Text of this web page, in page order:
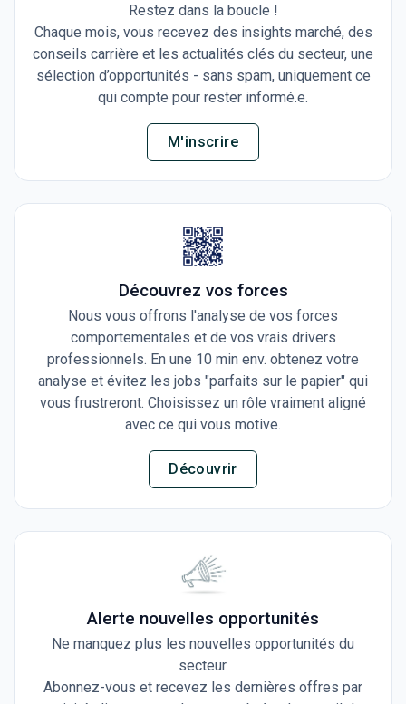
Restez dans la boucle !
Chaque mois, vous recevez des insights marché, des
conseils carrière et les actualités clés du secteur, une
sélection d’opportunités - sans spam, uniquement ce
qui compte pour rester informé.e.
M'inscrire
Découvrez vos forces
Nous vous offrons l'analyse de vos forces
comportementales et de vos vrais drivers
professionnels. En une 10 min env. obtenez votre
analyse et évitez les jobs "parfaits sur le papier" qui
vous frustreront. Choisissez un rôle vraiment aligné
avec ce qui vous motive.
Découvrir
Alerte nouvelles opportunités
Ne manquez plus les nouvelles opportunités du
secteur.
Abonnez-vous et recevez les dernières offres par